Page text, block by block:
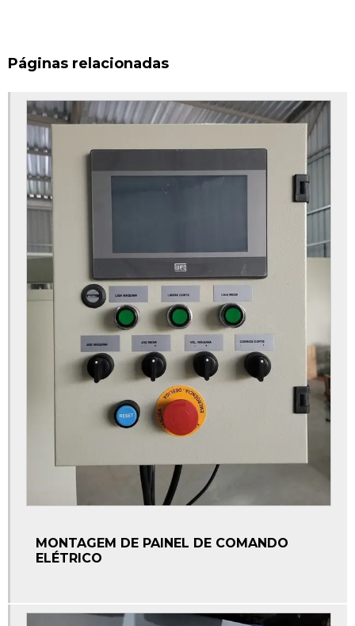
Empresas fabricantes de máquinas especiais
Fabricação de máquinas
Fabricação de máquinas e equipamentos
Fabricante de máquinas
Fabricante de máquinas e equipamentos
Fabricante de máquinas industriais
Maquina de fabricar tubetes de papel
Maquina para fabricar tubete de papelão
Materiais elétricos automação industrial
Materiais para automação industrial
Montagem de painéis elétricos industriais
Montagem de painel de automação
Montagem de painel de comando elétrico
Peças para automação
Páginas relacionadas
MONTAGEM DE PAINEL DE COMANDO
ELÉTRICO